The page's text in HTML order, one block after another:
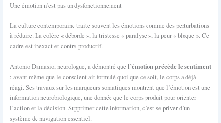
Une émotion n’est pas un dysfonctionnement
La culture contemporaine traite souvent les émotions comme des perturbations
à réduire. La colère « déborde », la tristesse « paralyse », la peur « bloque ». Ce
cadre est inexact et contre-productif.
Antonio Damasio, neurologue, a démontré que l’émotion précède le sentiment
: avant même que le conscient ait formulé quoi que ce soit, le corps a déjà
réagi. Ses travaux sur les marqueurs somatiques montrent que l’émotion est une
information neurobiologique, une donnée que le corps produit pour orienter
l’action et la décision. Supprimer cette information, c’est se priver d’un
système de navigation essentiel.